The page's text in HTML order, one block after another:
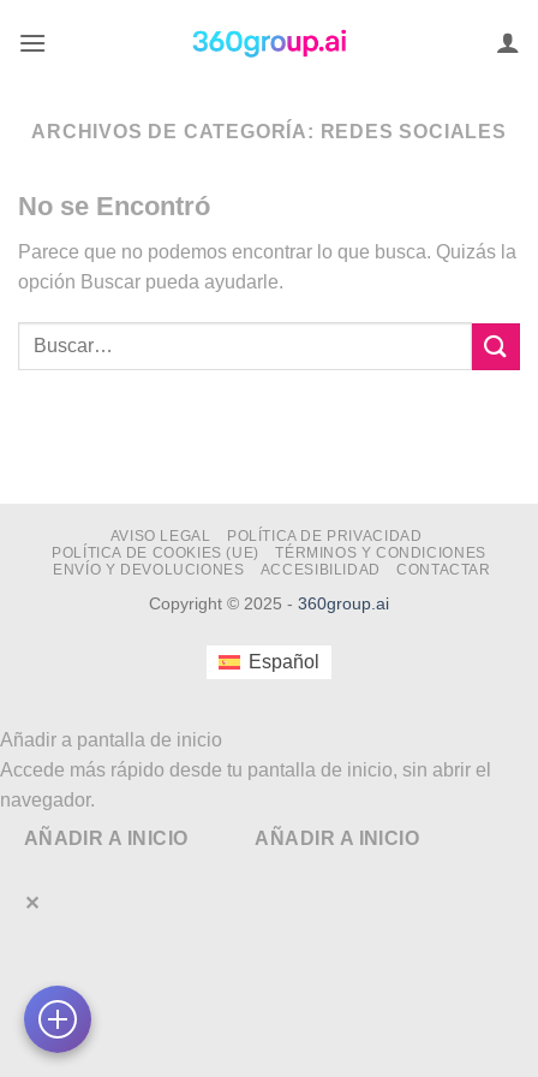
ARCHIVOS DE CATEGORÍA: REDES SOCIALES
No se Encontró
Parece que no podemos encontrar lo que busca. Quizás la
opción Buscar pueda ayudarle.
AVISO LEGAL
POLÍTICA DE PRIVACIDAD
POLÍTICA DE COOKIES (UE)
TÉRMINOS Y CONDICIONES
ENVÍO Y DEVOLUCIONES
ACCESIBILIDAD CONTACTAR
Copyright © 2025 - 360group.ai
Español
Añadir a pantalla de inicio
Accede más rápido desde tu pantalla de inicio, sin abrir el
navegador.
AÑADIR A INICIO
AÑADIR A INICIO
✕